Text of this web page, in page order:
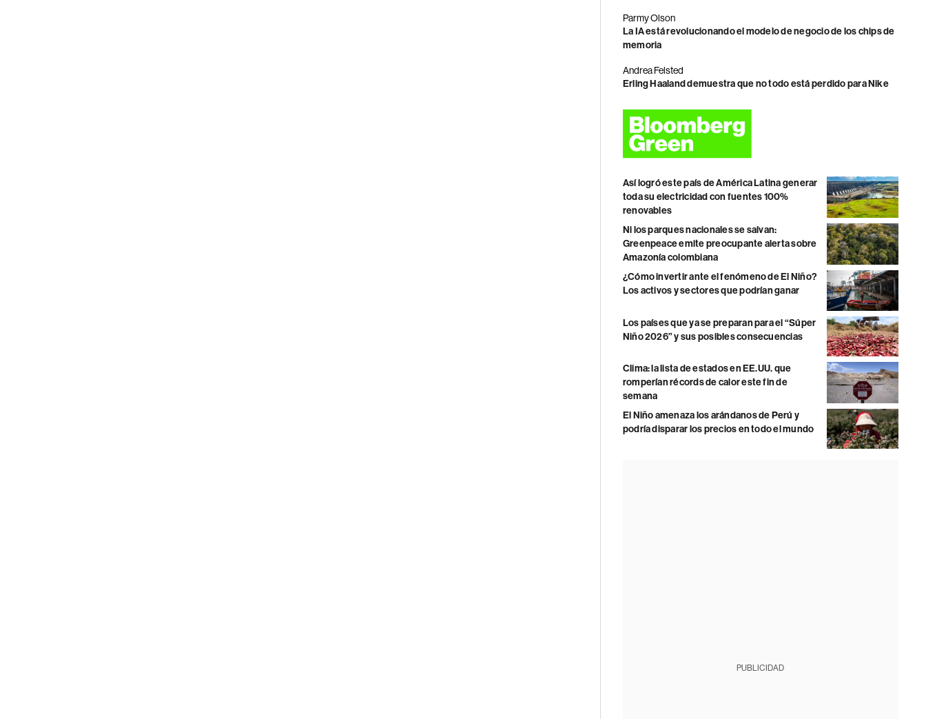
Parmy Olson
La IA está revolucionando el modelo de negocio de los chips de
memoria
Andrea Felsted
Erling Haaland demuestra que no todo está perdido para Nike
Así logró este país de América Latina generar
toda su electricidad con fuentes 100%
renovables
Ni los parques nacionales se salvan:
Greenpeace emite preocupante alerta sobre
Amazonía colombiana
¿Cómo invertir ante el fenómeno de El Niño?
Los activos y sectores que podrían ganar
Los países que ya se preparan para el “Súper
Niño 2026” y sus posibles consecuencias
Clima: la lista de estados en EE.UU. que
romperían récords de calor este fin de
semana
El Niño amenaza los arándanos de Perú y
podría disparar los precios en todo el mundo
PUBLICIDAD